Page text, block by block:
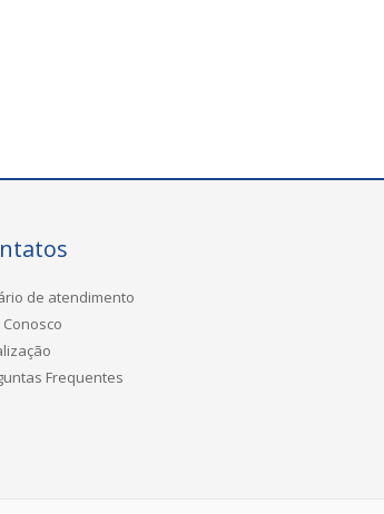
de atendimento
Conosco
Frequentes